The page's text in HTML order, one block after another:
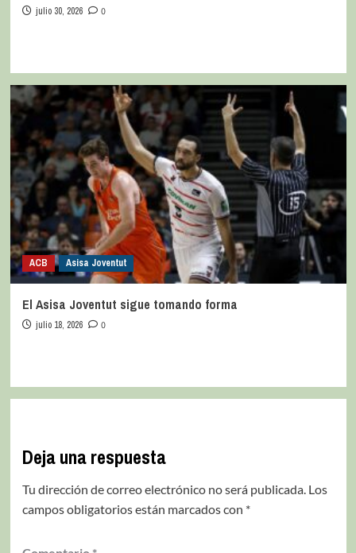
julio 30, 2026 0
ACB Asisa Joventut
El Asisa Joventut sigue tomando forma
julio 18, 2026 0
Deja una respuesta
Tu dirección de correo electrónico no será publicada. Los
campos obligatorios están marcados con *